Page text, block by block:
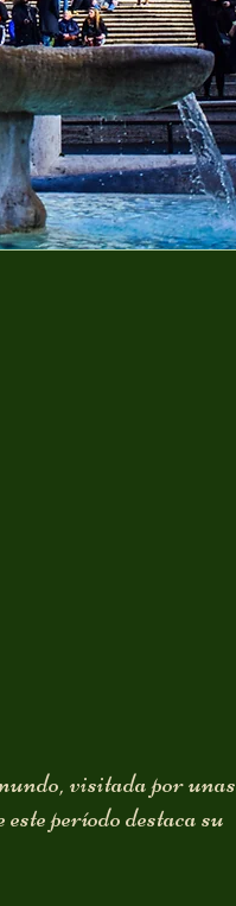
visitada por unas
período destaca su